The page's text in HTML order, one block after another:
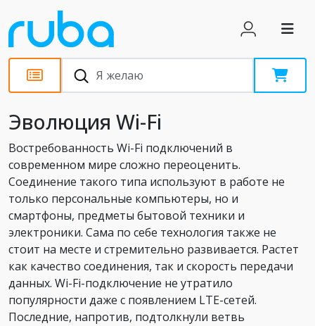
Статьи
Эволюция Wi-Fi
Востребованность Wi-Fi подключений в
современном мире сложно переоценить.
Соединение такого типа используют в работе не
только персональные компьютеры, но и
смартфоны, предметы бытовой техники и
электроники. Сама по себе технология также не
стоит на месте и стремительно развивается. Растет
как качество соединения, так и скорость передачи
данных. Wi-Fi-подключение не утратило
популярности даже с появлением LTE-сетей.
Последние, напротив, подтолкнули ветвь